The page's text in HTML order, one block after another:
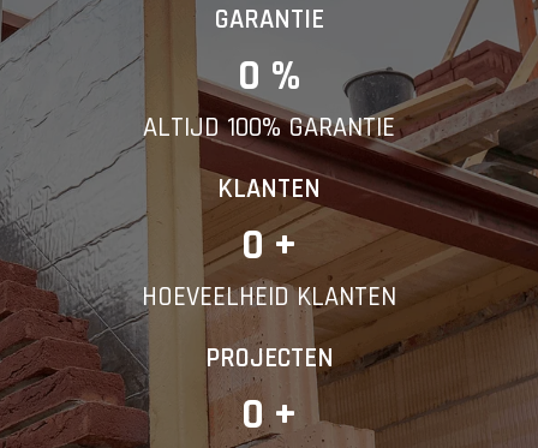
GARANTIE
0 %
ALTIJD 100% GARANTIE
KLANTEN
0 +
HOEVEELHEID KLANTEN
PROJECTEN
0 +